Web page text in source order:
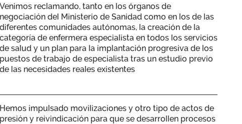
Venimos reclamando, tanto en los órganos de
negociación del Ministerio de Sanidad como en los de las
diferentes comunidades autónomas, la creación de la
categoría de enfermera especialista en todos los servicios
de salud y un plan para la implantación progresiva de los
puestos de trabajo de especialista tras un estudio previo
de las necesidades reales existentes
Hemos impulsado movilizaciones y otro tipo de actos de
presión y reivindicación para que se desarrollen procesos